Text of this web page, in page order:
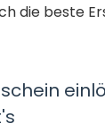
die beste